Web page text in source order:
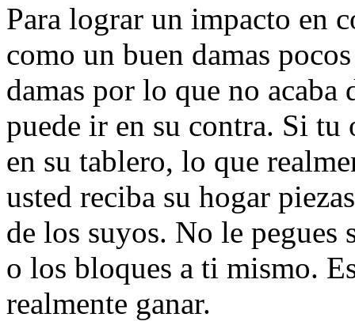
Para lograr un impacto en
como un buen damas
damas por lo que no acaba
puede ir en su contra. Si tu
en su tablero, lo que
usted reciba su hogar
de los suyos. No le pegues
o los bloques a ti mismo.
realmente ganar.